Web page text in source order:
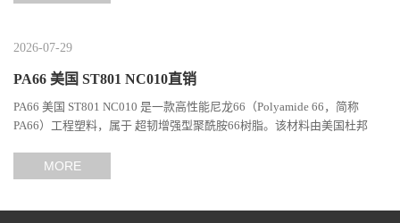
2026-07-29
PA66 美国 ST801 NC010直销
PA66 美国 ST801 NC010 是一款高性能尼龙66（Polyamide 66，简称
PA66）工程塑料，属于 超韧增强型聚酰胺66树脂。该材料由美国杜邦
MORE